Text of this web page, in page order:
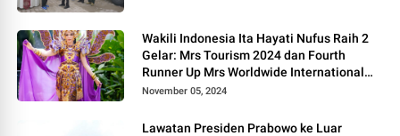
Wakili Indonesia Ita Hayati Nufus Raih 2
Gelar: Mrs Tourism 2024 dan Fourth
Runner Up Mrs Worldwide International
2024, di Pemilihan Mrs Worldwide 2024
November 05, 2024
Lawatan Presiden Prabowo ke Luar